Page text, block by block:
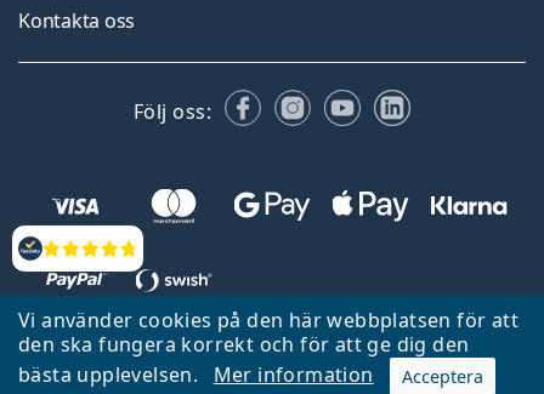
Vi använder cookies på den här webbplatsen för att
den ska fungera korrekt och för att ge dig den
bästa upplevelsen.
Mer information Acceptera
Recensioner
Kontakta oss
Följ oss: FacebookInstagram
YouTubeLinkedIn
Tillbaka till startsidan Gå upp